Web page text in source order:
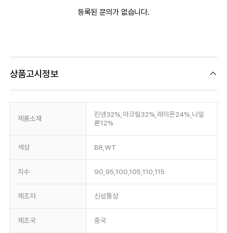
등록된 문의가 없습니다.
상품고시정보
제품소재
린넨32%,아크릴32%,레이온24%,나일
론12%
색상 BR,WT
치수 90,95,100,105,110,115
제조자 신성통상
제조국 중국